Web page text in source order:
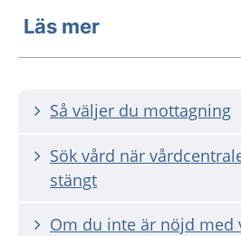
Läs mer
Så väljer du mottagning
Sök vård när
stängt
Om du inte är nöjd med